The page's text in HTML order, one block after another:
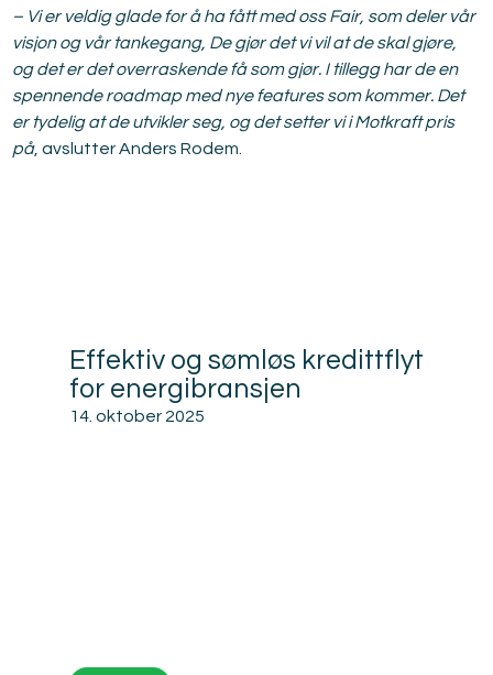
– Vi er veldig glade for å ha fått med oss Fair, som deler vår
visjon og vår tankegang, De gjør det vi vil at de skal gjøre,
og det er det overraskende få som gjør. I tillegg har de en
spennende roadmap med nye features som kommer. Det
er tydelig at de utvikler seg, og det setter vi i Motkraft pris
på, avslutter Anders Rodem.
Effektiv og sømløs kredittflyt
for energibransjen
14. oktober 2025